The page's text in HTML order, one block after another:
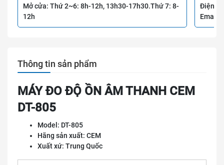
Mở cửa: Thứ 2~6: 8h-12h, 13h30-17h30.Thứ 7: 8-
12h
Điện
Email:
Thông tin sản phẩm
MÁY ĐO ĐỘ ỒN ÂM THANH CEM
DT-805
Model: DT-805
Hãng sản xuất: CEM
Xuất xứ: Trung Quốc